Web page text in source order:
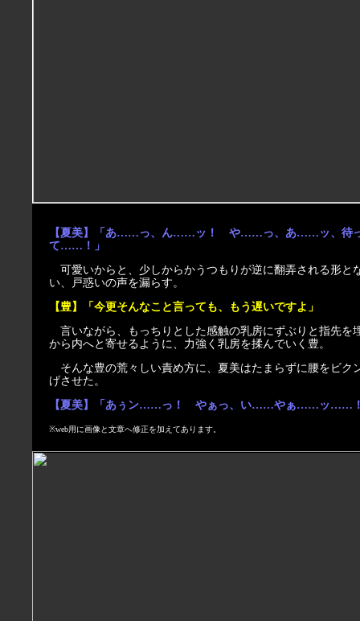
【夏美】「あ……っ、ん……ッ！ や……っ、あ……ッ、待
て……！」
可愛いからと、少しからかうつもりが逆に翻弄される形と
い、戸惑いの声を漏らす。
【豊】「今更そんなこと言っても、もう遅いですよ」
言いながら、もっちりとした感触の乳房にずぶりと指先を
から内へと寄せるように、力強く乳房を揉んでいく豊。
そんな豊の荒々しい責め方に、夏美はたまらずに腰をビク
げさせた。
【夏美】「あぅン……っ！ やぁっ、い……やぁ……ッ……
※web用に画像と文章へ修正を加えてあります。